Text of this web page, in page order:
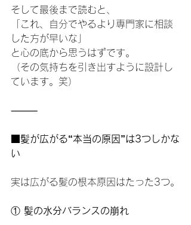
そして最後まで読むと、
「これ、自分でやるより専門家に相談
した方が早いな」
と心の底から思うはずです。
（その気持ちを引き出すように設計し
ています。笑）
⸻
■髪が広がる“本当の原因”は3つしかな
い
実は広がる髪の根本原因はたった3つ。
① 髪の水分バランスの崩れ